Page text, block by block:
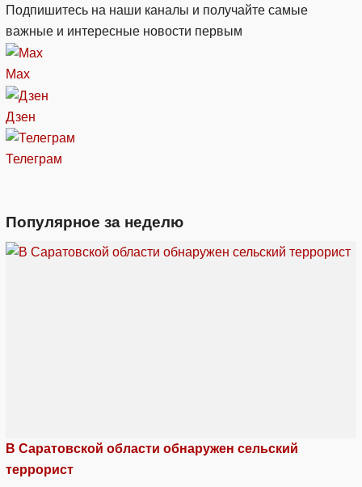
Подпишитесь на наши каналы и получайте самые
важные и интересные новости первым
Max
Дзен
Телеграм
Популярное за неделю
В Саратовской области обнаружен сельский
террорист